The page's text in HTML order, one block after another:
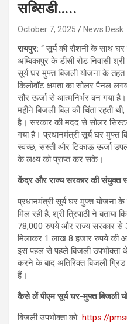
सब्सिडी…..
October 7, 2025 News Desk
रायपुर: “ सूर्य की रौशनी के साथ घर
अम्बिकापुर के डीसी रोड निवासी
सूर्य घर मुफ्त बिजली योजना के
किलोवॉट क्षमता का सोलर पैनल
सौर ऊर्जा से आत्मनिर्भर बन गया है।
महीने बिजली बिल की चिंता रहती
है। सरकार की मदद से सोलर
गया है। प्रधानमंत्री सूर्य घर मुफ्त
स्वच्छ, सस्ती और टिकाऊ ऊर्जा
के लक्ष्य को प्राप्त कर सके।
केंद्र और राज्य सरकार की संयुक्त
प्रधानमंत्री सूर्य घर मुफ्त योजना
मिल रही है, श्री त्रिपाठी ने
78,000 रुपये और राज्य सरकार से
मिलाकर 1 लाख 8 हजार रुपये की
इस पहल से पहले बिजली
करने के बाद अतिरिक्त बिजली
हैं।
कैसे लें पीएम सूर्य घर-मुफ्त बिजली
बिजली उपभोक्ता को https://